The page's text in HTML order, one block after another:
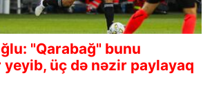
"Qarabağ" bunu
yeyib, üç də nəzir paylayaq